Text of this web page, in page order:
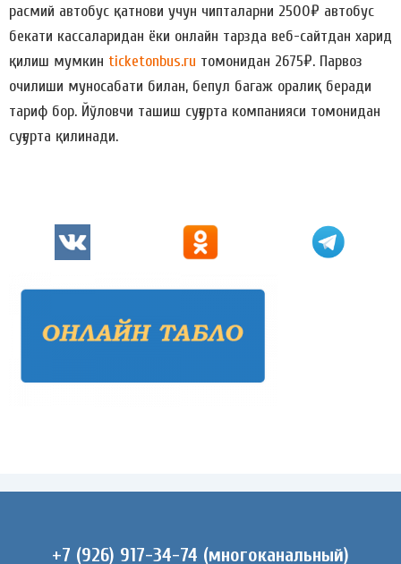
расмий автобус қатнови учун чипталарни 2500₽ автобус
бекати кассаларидан ёки онлайн тарзда веб-сайтдан харид
қилиш мумкин ticketonbus.ru томонидан 2675₽. Парвоз
очилиши муносабати билан, бепул багаж оралиқ беради
тариф бор. Йўловчи ташиш суғурта компанияси томонидан
суғурта қилинади.
+7 (926) 917-34-74 (многоканальный)